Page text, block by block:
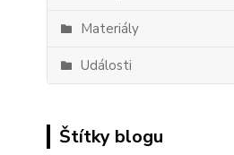
Materiály
Události
Štítky blogu